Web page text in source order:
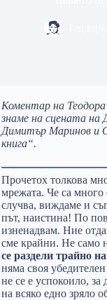
Коментар на Теодора
знаме на сцената на
Димитър Маринов и
книга“.
Прочетох толкова
мрежата. Че са много
случва, виждаме и
път, наистина! По
изненадвам. Ние
сме крайни. Не само
се раздели трайно
няма своя
не се е успокоило, за
на всяко едно зряло